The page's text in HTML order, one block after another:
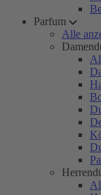
Parfum
Alle